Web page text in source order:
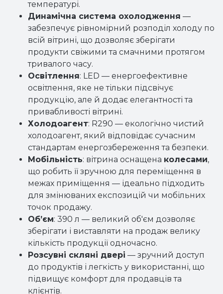
температурі.
Динамічна система охолодження —
забезпечує рівномірний розподіл холоду по
всій вітрині, що дозволяє зберігати
продукти свіжими та смачними протягом
тривалого часу.
Освітлення: LED — енергоефективне
освітлення, яке не тільки підсвічує
продукцію, але й додає елегантності та
привабливості вітрині.
Холодоагент: R290 — екологічно чистий
холодоагент, який відповідає сучасним
стандартам енергозбереження та безпеки.
Мобільність: вітрина оснащена колесами,
що робить її зручною для переміщення в
межах приміщення — ідеально підходить
для змінюваних експозицій чи мобільних
точок продажу.
Об’єм: 390 л — великий об'єм дозволяє
зберігати і виставляти на продаж велику
кількість продукції одночасно.
Розсувні скляні двері — зручний доступ
до продуктів і легкість у використанні, що
підвищує комфорт для продавців та
клієнтів.